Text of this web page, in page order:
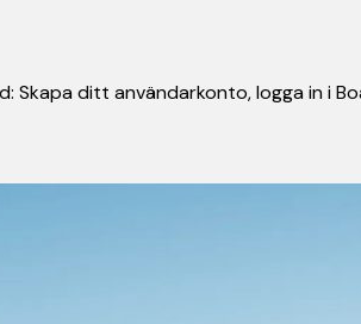
Skapa ditt användarkonto, logga in i